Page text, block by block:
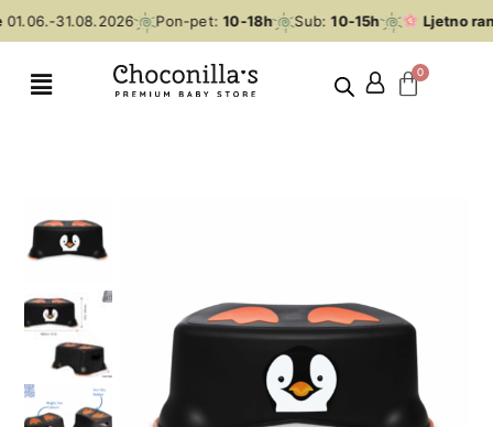
31.08.2026 Pon-pet:10-18h Sub:10-15h Ljetno